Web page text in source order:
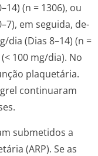
(n = 1306), ou
em seguida, de-
dia (Dias 8–14) (n =
100 mg/dia). No
plaquetária.
continuaram
submetidos a
(ARP). Se as